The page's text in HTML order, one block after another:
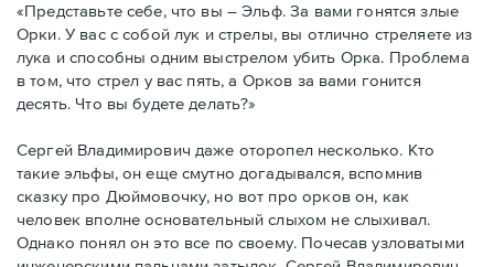
«Представьте себе, что вы – Эльф. За вами гонятся злые
Орки. У вас с собой лук и стрелы, вы отлично стреляете из
лука и способны одним выстрелом убить Орка. Проблема
в том, что стрел у вас пять, а Орков за вами гонится
десять. Что вы будете делать?»
Сергей Владимирович даже оторопел несколько. Кто
такие эльфы, он еще смутно догадывался, вспомнив
сказку про Дюймовочку, но вот про орков он, как
человек вполне основательный слыхом не слыхивал.
Однако понял он это все по своему. Почесав узловатыми